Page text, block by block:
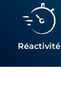
Réactivité